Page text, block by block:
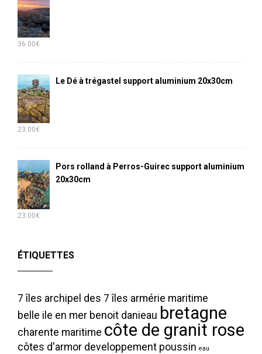
36.00€
Le Dé à trégastel support aluminium 20x30cm
23.00€
Pors rolland à Perros-Guirec support aluminium
20x30cm
23.00€
ÉTIQUETTES
7 îles archipel des 7 îles armérie maritime
belle ile en mer benoit danieau bretagne
charente maritime côte de granit rose
côtes d'armor developpement poussin eau